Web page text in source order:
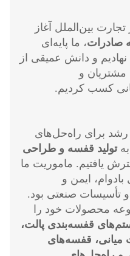
بین‌الملل آغاز
، ما پایه‌ای
و دانش عمیقی از
مشتریان و
کسب کردیم.
برای راه‌حل‌های
تولید قفسه و طراحی
یافتیم. ماموریت ما
ایمن و
و تأسیسات صنعتی بود.
محصولات خود را
قفسه‌بندی پالت،
میانی، قفسه‌های